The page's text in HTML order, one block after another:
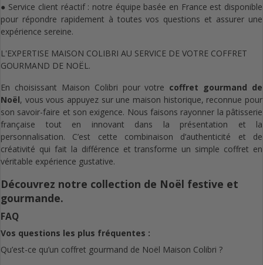
● Service client réactif : notre équipe basée en France est disponible
pour répondre rapidement à toutes vos questions et assurer une
expérience sereine.
L'EXPERTISE MAISON COLIBRI AU SERVICE DE VOTRE COFFRET
GOURMAND DE NOËL.
En choisissant Maison Colibri pour votre coffret gourmand de
Noël, vous vous appuyez sur une maison historique, reconnue pour
son savoir-faire et son exigence. Nous faisons rayonner la pâtisserie
française tout en innovant dans la présentation et la
personnalisation. C’est cette combinaison d’authenticité et de
créativité qui fait la différence et transforme un simple coffret en
véritable expérience gustative.
Découvrez notre collection de Noël festive et
gourmande.
FAQ
Vos questions les plus fréquentes :
Qu’est-ce qu’un coffret gourmand de Noël Maison Colibri ?